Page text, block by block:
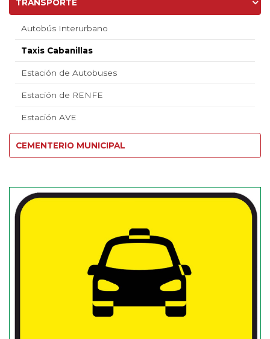
TRANSPORTE
Autobús Interurbano
Taxis Cabanillas
Estación de Autobuses
Estación de RENFE
Estación AVE
CEMENTERIO MUNICIPAL